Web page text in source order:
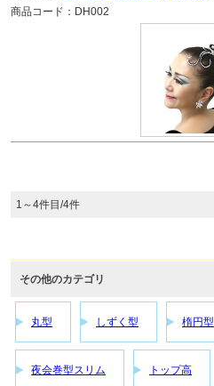
商品コード： DH002
1～4件目/4件
その他のカテゴリ
丸型 しずく型 楕円型
夜会巻型スリム トップ高